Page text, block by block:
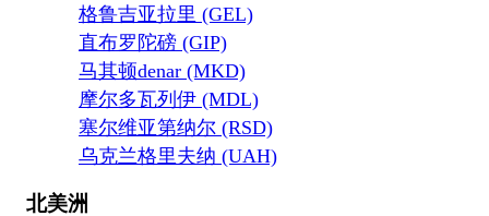
格鲁吉亚拉里 (GEL)
直布罗陀磅 (GIP)
马其顿denar (MKD)
摩尔多瓦列伊 (MDL)
塞尔维亚第纳尔 (RSD)
乌克兰格里夫纳 (UAH)
北美洲